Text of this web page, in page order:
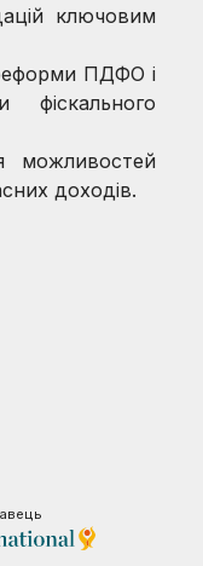
ключовим
ПДФО і
фіскального
можливостей
доходів.